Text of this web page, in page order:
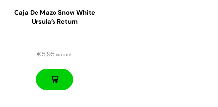
Caja De Mazo Snow White
Ursula’s Return
€5,95 iva incl.